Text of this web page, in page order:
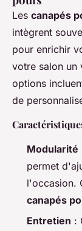
Les canapés
intègrent
pour enrichir
votre salon un
options
de
Modularité
permet
l'occasion.
canapés
Entretien :